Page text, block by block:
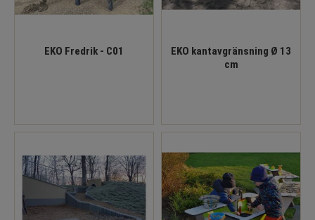
EKO Fredrik - C01
EKO kantavgränsning Ø 13
cm